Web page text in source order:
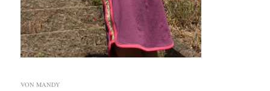
VON MANDY